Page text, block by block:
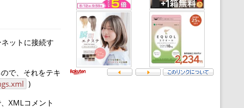
ットに接続す
で、それをテキ
)
XMLコメント